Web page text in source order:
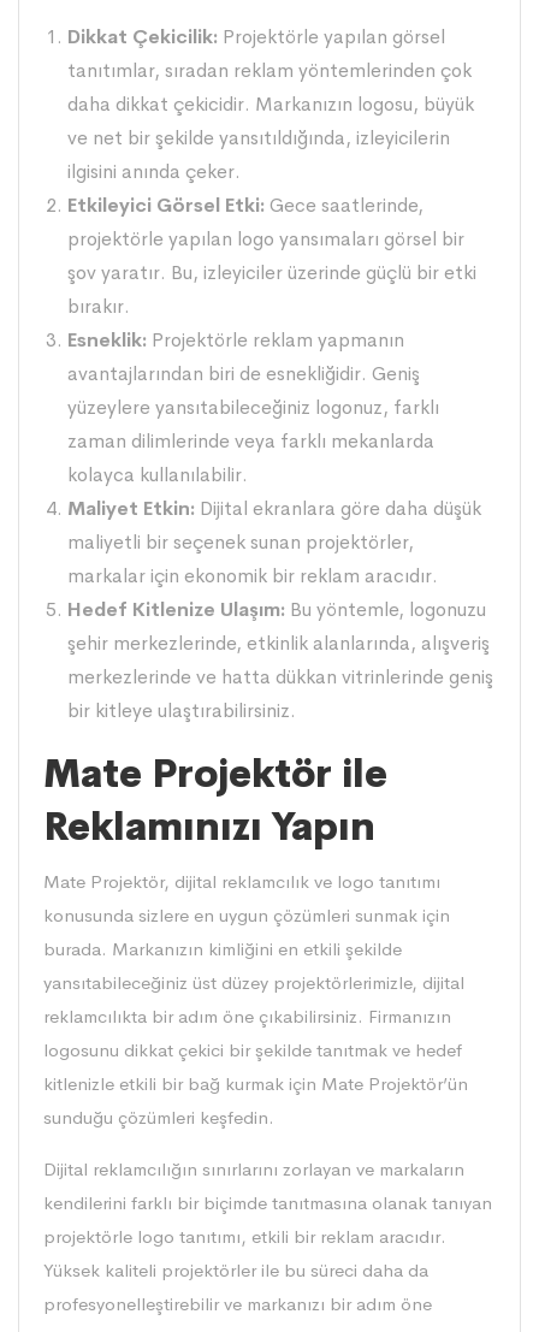
Dikkat Çekicilik: Projektörle yapılan görsel
tanıtımlar, sıradan reklam yöntemlerinden çok
daha dikkat çekicidir. Markanızın logosu, büyük
ve net bir şekilde yansıtıldığında, izleyicilerin
ilgisini anında çeker.
Etkileyici Görsel Etki: Gece saatlerinde,
projektörle yapılan logo yansımaları görsel bir
şov yaratır. Bu, izleyiciler üzerinde güçlü bir etki
bırakır.
Esneklik: Projektörle reklam yapmanın
avantajlarından biri de esnekliğidir. Geniş
yüzeylere yansıtabileceğiniz logonuz, farklı
zaman dilimlerinde veya farklı mekanlarda
kolayca kullanılabilir.
Maliyet Etkin: Dijital ekranlara göre daha düşük
maliyetli bir seçenek sunan projektörler,
markalar için ekonomik bir reklam aracıdır.
Hedef Kitlenize Ulaşım: Bu yöntemle, logonuzu
şehir merkezlerinde, etkinlik alanlarında, alışveriş
merkezlerinde ve hatta dükkan vitrinlerinde geniş
bir kitleye ulaştırabilirsiniz.
Mate Projektör ile
Reklamınızı Yapın
Mate Projektör, dijital reklamcılık ve logo tanıtımı
konusunda sizlere en uygun çözümleri sunmak için
burada. Markanızın kimliğini en etkili şekilde
yansıtabileceğiniz üst düzey projektörlerimizle, dijital
reklamcılıkta bir adım öne çıkabilirsiniz. Firmanızın
logosunu dikkat çekici bir şekilde tanıtmak ve hedef
kitlenizle etkili bir bağ kurmak için Mate Projektör’ün
sunduğu çözümleri keşfedin.
Dijital reklamcılığın sınırlarını zorlayan ve markaların
kendilerini farklı bir biçimde tanıtmasına olanak tanıyan
projektörle logo tanıtımı, etkili bir reklam aracıdır.
Yüksek kaliteli projektörler ile bu süreci daha da
profesyonelleştirebilir ve markanızı bir adım öne